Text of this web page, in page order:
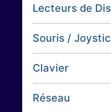
Lecteurs de
Souris /
Clavier
Réseau